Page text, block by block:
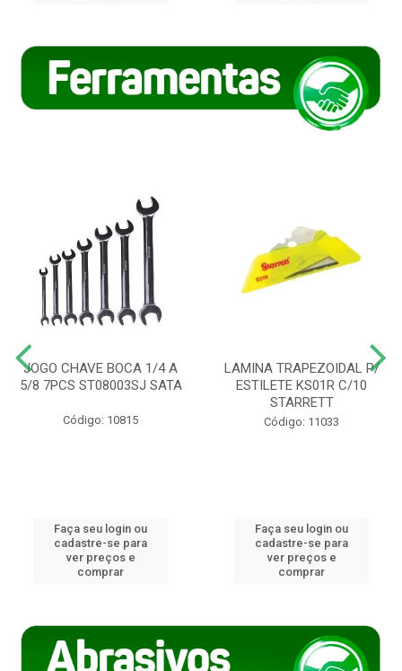
JOGO CHAVE BOCA 1/4 A
5/8 7PCS ST08003SJ SATA
Código: 10815
Faça seu login ou
cadastre-se para
ver preços e
comprar
LAMINA TRAPEZOIDAL P/
ESTILETE KS01R C/10
STARRETT
Código: 11033
Faça seu login ou
cadastre-se para
ver preços e
comprar